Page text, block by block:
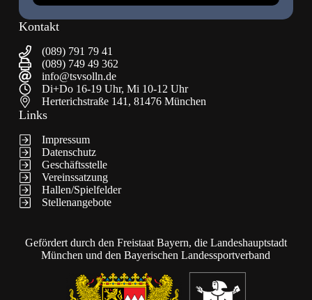
Kontakt
(089) 791 79 41
(089) 749 49 362
info@tsvsolln.de
Di+Do 16-19 Uhr, Mi 10-12 Uhr
Herterichstraße 141, 81476 München
Links
Impressum
Datenschutz
Geschäftsstelle
Vereinssatzung
Hallen/Spielfelder
Stellenangebote
Gefördert durch den Freistaat Bayern, die Landeshauptstadt
München und den Bayerischen Landessportverband